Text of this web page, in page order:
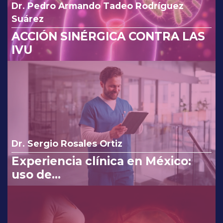
Dr. Pedro Armando Tadeo Rodríguez
Suárez
ACCIÓN SINÉRGICA CONTRA LAS
IVU
Dr. Sergio Rosales Ortiz
Experiencia clínica en México:
uso de
clindamicina/ketoconazol/lidocaí
na en el tratamiento de
infecciones vaginales.